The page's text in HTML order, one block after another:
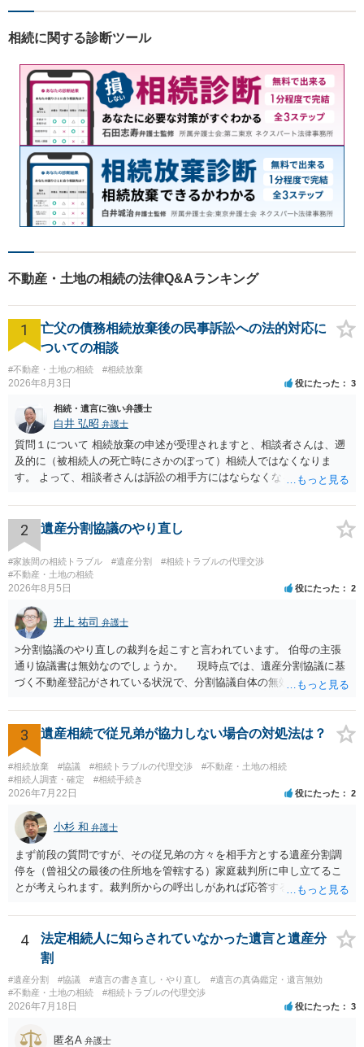
トラブルから、刑事・詐欺、
問題のご相談を承ります。小
さな悩み事でもお気軽にお問
合わせください。
相続に関する診断ツール
不動産・土地の相続の法律Q&Aランキング
1
亡父の債務相続放棄後の民事訴訟への法的対応に
ついての相談
#不動産・土地の相続 #相続放棄
2026年8月3日 役にたった 3
相続・遺言に強い弁護士
白井 弘昭 弁護士
質問１について 相続放棄の申述が受理されますと、相談者さんは、遡
及的に（被相続人の死亡時にさかのぼって）相続人ではなくなりま
す。 よって、相談者さんは訴訟の相手方にはならなくなるので（明け
理証明を家庭裁判所で取得し、コピーを答弁書に添えて裁判所に提出
してください。 質問２について 請求棄却を求める答弁書を提出すれ
ば、第１回期日は出席する必要がありません。その日は差支え（用事
があり出席できない）との記載で十分です。 質問３について 弁護士で
はないので、ｍｉｎｔｓでの提出の必要は無いと思います。郵送（期
限までに届けばよい）で十分です。 詳細は、書面記載の裁判所書記官
にお問い合わせください。 以上、ご参考まで。
2 遺産分割協議のやり直し
#家族間の相続トラブル #遺産分割
#相続トラブルの代理交渉
#不動産・土地の相続
2026年8月5日 役にたった 2
井上 祐司 弁護士
>分割協議のやり直しの裁判を起こすと言われています。 伯母の主張
通り協議書は無効なのでしょうか。 現時点では、遺産分割協議に基
づく不動産登記がされている状況で、分割協議自体の無効を裁判所が
方の訴訟の主張及び立証次第ですが、 ・御祖母様の認知能力に関する
医師の意見書、筆跡鑑定 が提出されればその効力が否定される可能性
はありますが、 ・伯母様自身が分割協議に加わっていること ・御祖母
様の意に反する遺産分割協議を行う実益が誰にあったかの立証が困難
であること からすると、実際に遺産分割協議の効力が否定される可能
性はそれほど高くない（立証のハードルは非常に高い）ということが
言えると思います。
3 遺産相続で従兄弟が協力しない場合の対処法は？
#相続放棄 #協議 #相続トラブルの代理交渉
#不動産・土地の相続
#相続人調査・確定
#相続手続き
2026年7月22日 役にたった 2
小杉 和 弁護士
まず前段の質問ですが、その従兄弟の方々を相手方とする遺産分割調
停を（曾祖父の最後の住所地を管轄する）家庭裁判所に申し立てるこ
とが考えられます。裁判所からの呼出しがあれば応答する可能性がま
能と思われます。時間が思った以上にないので必要書類をてきぱきと
揃える必要があります。その点是非御注意ください。
4
法定相続人に知らされていなかった遺言と遺産分
割
#遺産分割 #協議 #遺言の書き直し・やり直し
#遺言の真偽鑑定・遺言無効
#不動産・土地の相続
#相続トラブルの代理交渉
2026年7月18日 役にたった 3
匿名A 弁護士